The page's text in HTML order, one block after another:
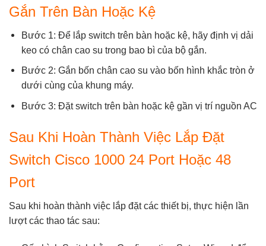
Gắn Trên Bàn Hoặc Kệ
Bước 1: Để lắp switch trên bàn hoặc kệ, hãy định vị dải
keo có chân cao su trong bao bì của bộ gắn.
Bước 2: Gắn bốn chân cao su vào bốn hình khắc tròn ở
dưới cùng của khung máy.
Bước 3: Đặt switch trên bàn hoặc kệ gần vị trí nguồn AC
Sau Khi Hoàn Thành Việc Lắp Đặt
Switch Cisco 1000 24 Port Hoặc 48
Port
Sau khi hoàn thành việc lắp đặt các thiết bị, thực hiện lần
lượt các thao tác sau: